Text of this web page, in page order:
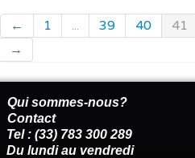
← 1 ... 39 40 41
→
Qui sommes-nous?
Contact
Tel : (33) 783 300 289
Du lundi au vendredi